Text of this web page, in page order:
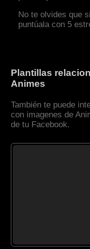
No te olvides que
puntúala con 5
Plantillas
Animes
También te puede
con imagenes de
de tu Facebook.